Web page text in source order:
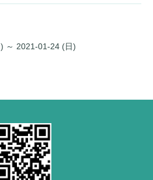
～ 2021-01-24 (日)